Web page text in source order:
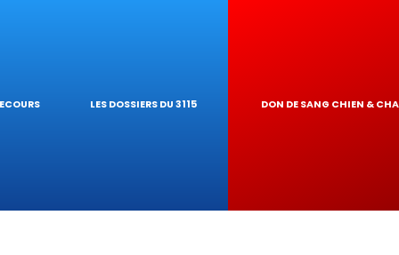
DE TOXICITÉ
LES DOSSIERS DU 3115 DON DE SANG CHIEN &